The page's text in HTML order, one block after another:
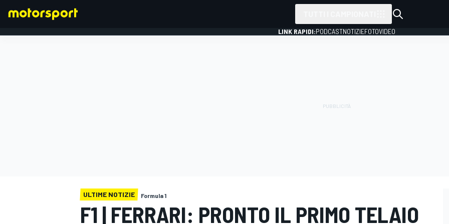
LINK RAPIDI:PODCASTNOTIZIEFOTOVIDEO
ULTIME NOTIZIE Formula 1
F1 | FERRARI: PRONTO IL PRIMO TELAIO